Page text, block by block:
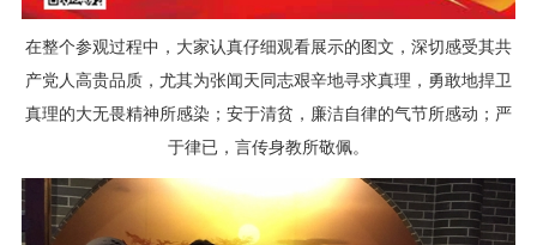
在整个参观过程中，大家认真仔细观看展示的图文，深切感受其共
产党人高贵品质，尤其为张闻天同志艰辛地寻求真理，勇敢地捍卫
真理的大无畏精神所感染；安于清贫，廉洁自律的气节所感动；严
于律已，言传身教所敬佩。